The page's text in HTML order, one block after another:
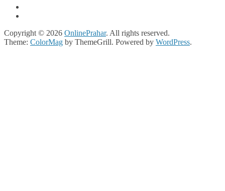
Copyright © 2026 OnlinePrahar. All rights reserved.
Theme: ColorMag by ThemeGrill. Powered by WordPress.